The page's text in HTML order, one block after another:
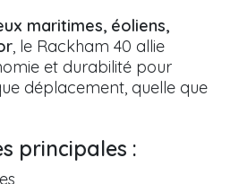
maritimes, éoliens,
, le Rackham 40 allie
et durabilité pour
déplacement, quelle que
principales :